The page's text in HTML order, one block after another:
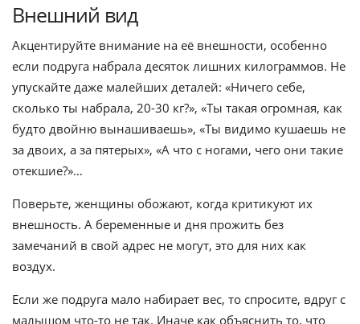
Внешний вид
Акцентируйте внимание на её внешности, особенно
если подруга набрала десяток лишних килограммов. Не
упускайте даже малейших деталей: «Ничего себе,
сколько ты набрала, 20-30 кг?», «Ты такая огромная, как
будто двойню вынашиваешь», «Ты видимо кушаешь не
за двоих, а за пятерых», «А что с ногами, чего они такие
отекшие?»…
Поверьте, женщины обожают, когда критикуют их
внешность. А беременные и дня прожить без
замечаний в свой адрес не могут, это для них как
воздух.
Если же подруга мало набирает вес, то спросите, вдруг с
малышом что-то не так. Иначе как объяснить то, что